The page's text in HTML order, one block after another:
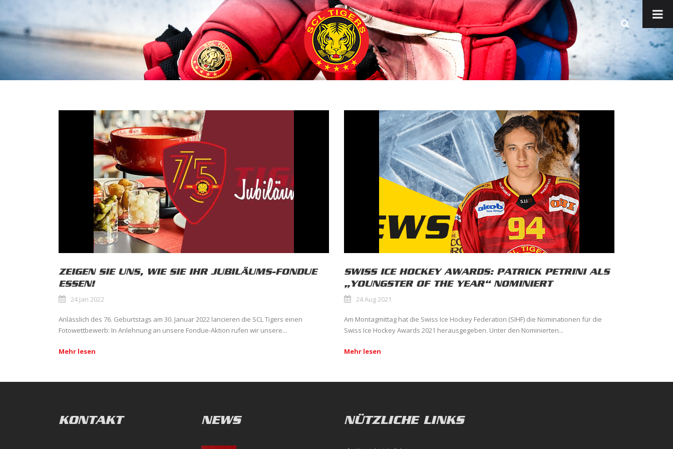
ZEIGEN SIE UNS, WIE SIE IHR JUBILÄUMS-FONDUE
ESSEN!
24 Jan 2022
Anlässlich des 76. Geburtstags am 30. Januar 2022 lancieren die SCL Tigers einen
Fotowettbewerb: In Anlehnung an unsere Fondue-Aktion rufen wir unsere...
Mehr lesen
SWISS ICE HOCKEY AWARDS: PATRICK PETRINI ALS
„YOUNGSTER OF THE YEAR“ NOMINIERT
24 Aug 2021
Am Montagmittag hat die Swiss Ice Hockey Federation (SIHF) die Nominationen für die
Swiss Ice Hockey Awards 2021 herausgegeben. Unter den Nominierten...
Mehr lesen
KONTAKT NEWS NÜTZLICHE LINKS